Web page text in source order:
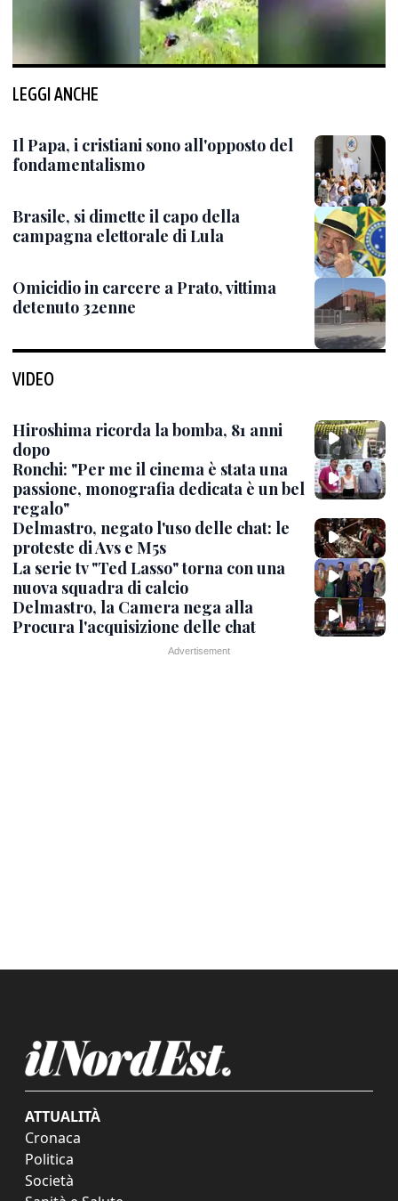
LEGGI ANCHE
Il Papa, i cristiani sono all'opposto del
fondamentalismo
Brasile, si dimette il capo della
campagna elettorale di Lula
Omicidio in carcere a Prato, vittima
detenuto 32enne
VIDEO
Hiroshima ricorda la bomba, 81 anni
dopo
Ronchi: "Per me il cinema è stata una
passione, monografia dedicata è un bel
regalo"
Delmastro, negato l'uso delle chat: le
proteste di Avs e M5s
La serie tv "Ted Lasso" torna con una
nuova squadra di calcio
Delmastro, la Camera nega alla
Procura l'acquisizione delle chat
ATTUALITÀ
Cronaca
Politica
Società